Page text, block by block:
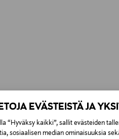
EVÄSTEISTÄ JA
“Hyväksy kaikki”, sallit evästeiden
sosiaalisen median ominaisuuksia